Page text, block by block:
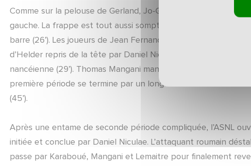
Comme sur la pelouse de Gerland, Jo-Gook tente sa chance
gauche. La frappe est tout aussi somptueuse. David Ospina
barre (26’). Les joueurs de Jean Fernandez maitrisent le jeu
d’Helder repris de la tête par Daniel Niculae. Sa reprise est
nancéienne (29’). Thomas Mangani manque aussi de précision
première période se termine par un long ballon dans la
(45’).
Après une entame de seconde période compliquée, l’ASNL
initiée et conclue par Daniel Niculae. L’attaquant roumain
passe par Karaboué, Mangani et Lemaitre pour finalement